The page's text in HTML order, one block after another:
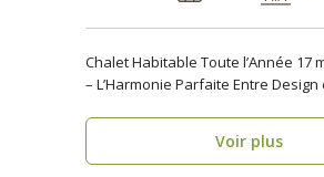
Chalet Habitable Toute l’Année 17
– L’Harmonie Parfaite Entre Design
Voir plus